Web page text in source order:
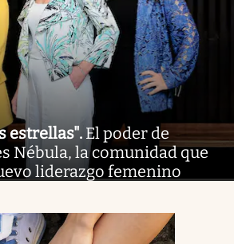
estrellas". El poder de
Nébula, la comunidad que
liderazgo femenino